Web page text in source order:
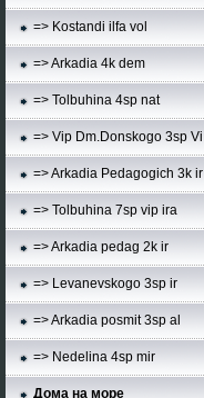
=> Kostandi ilfa vol
=> Arkadia 4k dem
=> Tolbuhina 4sp nat
=> Vip Dm.Donskogo 3sp Vi
=> Arkadia Pedagogich 3k ir
=> Tolbuhina 7sp vip ira
=> Arkadia pedag 2k ir
=> Levanevskogo 3sp ir
=> Arkadia posmit 3sp al
=> Nedelina 4sp mir
Дома на море